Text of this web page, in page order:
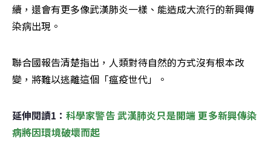
續，還會有更多像武漢肺炎一樣、能造成大流行的新興傳
染病出現。
聯合國報告清楚指出，人類對待自然的方式沒有根本改
變，將難以逃離這個「瘟疫世代」。
延伸閱讀1： 科學家警告 武漢肺炎只是開端 更多新興傳染
病將因環境破壞而起